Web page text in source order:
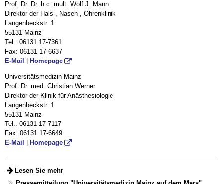
Prof. Dr. Dr. h.c. mult. Wolf J. Mann
Direktor der Hals-, Nasen-, Ohrenklinik
Langenbeckstr. 1
55131 Mainz
Tel.: 06131 17-7361
Fax: 06131 17-6637
E-Mail
Homepage
Universitätsmedizin Mainz
Prof. Dr. med. Christian Werner
Direktor der Klinik für Anästhesiologie
Langenbeckstr. 1
55131 Mainz
Tel.: 06131 17-7117
Fax: 06131 17-6649
E-Mail
Homepage
Lesen Sie mehr